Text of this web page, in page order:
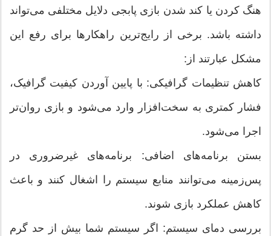
هنگ کردن یا کند شدن بازی پابجی دلایل مختلفی می‌تواند
داشته باشد. برخی از رایج‌ترین راهکارها برای رفع این
مشکل عبارتند از:
کاهش تنظیمات گرافیکی: با پایین آوردن کیفیت گرافیک،
فشار کمتری به سخت‌افزار وارد می‌شود و بازی روان‌تر
اجرا می‌شود.
بستن برنامه‌های اضافی: برنامه‌های غیرضروری در
پس‌زمینه می‌توانند منابع سیستم را اشغال کنند و باعث
کاهش عملکرد بازی شوند.
بررسی دمای سیستم: اگر سیستم شما بیش از حد گرم